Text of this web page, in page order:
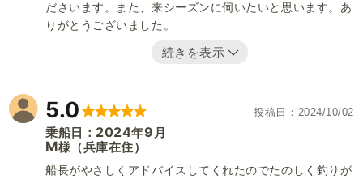
ださいます。また、来シーズンに伺いたいと思います。あ
りがとうございました。
続きを表示
5.0 投稿日 2024/10/02
乗船日： 2024年9 月
M様 （兵庫在住）
船長がやさしくアドバイスしてくれたのでたのしく釣りが